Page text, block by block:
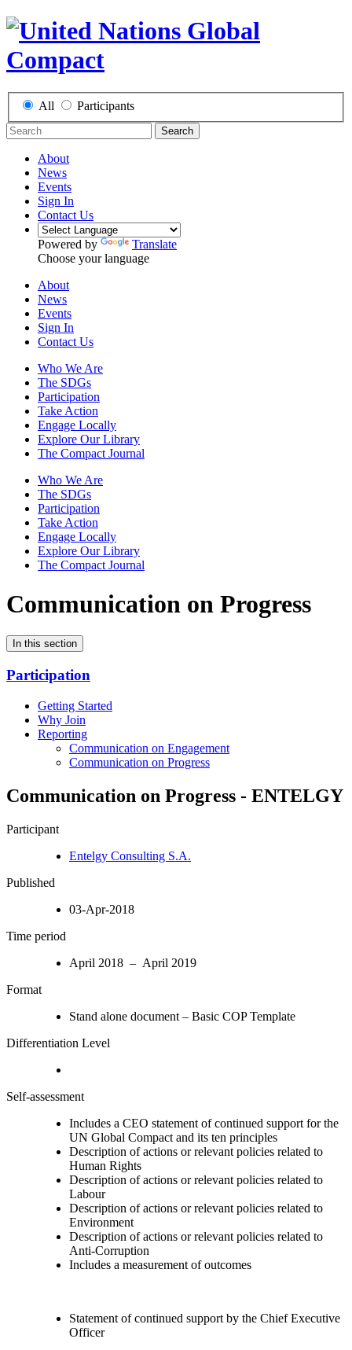
All Participants
Search
About
News
Events
Sign In
Contact Us
Powered by
Translate
Choose your language
About
News
Events
Sign In
Contact Us
Who We Are
The SDGs
Participation
Take Action
Engage Locally
Explore Our Library
The Compact Journal
Who We Are
The SDGs
Participation
Take Action
Engage Locally
Explore Our Library
The Compact Journal
Communication on Progress
In this section
Participation
Getting Started
Why Join
Reporting
Communication on Engagement
Communication on Progress
Communication on Progress - ENTELGY
Participant
Entelgy Consulting S.A.
Published
03-Apr-2018
Time period
April 2018 – April 2019
Format
Stand alone document – Basic COP Template
Differentiation Level
Self-assessment
Includes a CEO statement of continued support for the
UN Global Compact and its ten principles
Description of actions or relevant policies related to
Human Rights
Description of actions or relevant policies related to
Labour
Description of actions or relevant policies related to
Environment
Description of actions or relevant policies related to
Anti-Corruption
Includes a measurement of outcomes
Statement of continued support by the Chief Executive
Officer